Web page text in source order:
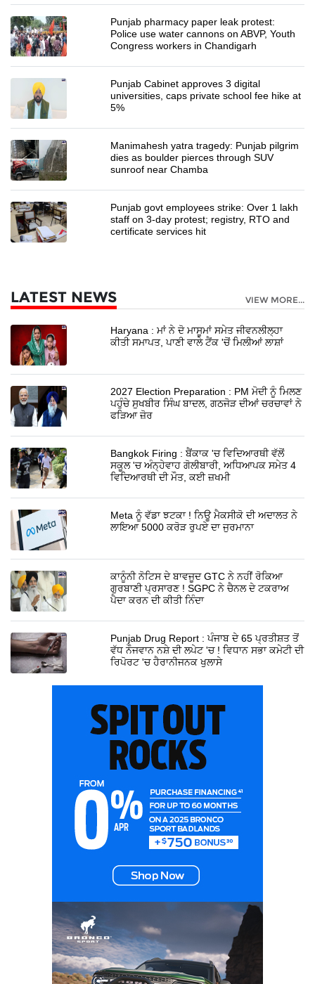
Punjab pharmacy paper leak protest:
Police use water cannons on ABVP, Youth
Congress workers in Chandigarh
Punjab Cabinet approves 3 digital
universities, caps private school fee hike at
5%
Manimahesh yatra tragedy: Punjab pilgrim
dies as boulder pierces through SUV
sunroof near Chamba
Punjab govt employees strike: Over 1 lakh
staff on 3-day protest; registry, RTO and
certificate services hit
LATEST NEWS VIEW MORE...
Haryana : ਮਾਂ ਨੇ ਦੋ ਮਾਸੂਮਾਂ ਸਮੇਤ ਜੀਵਨਲੀਲ੍ਹਾ
ਕੀਤੀ ਸਮਾਪਤ, ਪਾਣੀ ਵਾਲੇ ਟੈਂਕ 'ਚੋਂ ਮਿਲੀਆਂ ਲਾਸ਼ਾਂ
2027 Election Preparation : PM ਮੋਦੀ ਨੂੰ ਮਿਲਣ
ਪਹੁੰਚੇ ਸੁਖਬੀਰ ਸਿੰਘ ਬਾਦਲ, ਗਠਜੋੜ ਦੀਆਂ ਚਰਚਾਵਾਂ ਨੇ
ਫੜਿਆ ਜ਼ੋਰ
Bangkok Firing : ਬੈਂਕਾਕ 'ਚ ਵਿਦਿਆਰਥੀ ਵੱਲੋਂ
ਸਕੂਲ 'ਚ ਅੰਨ੍ਹੇਵਾਹ ਗੋਲੀਬਾਰੀ, ਅਧਿਆਪਕ ਸਮੇਤ 4
ਵਿਦਿਆਰਥੀ ਦੀ ਮੌਤ, ਕਈ ਜ਼ਖਮੀ
Meta ਨੂੰ ਵੱਡਾ ਝਟਕਾ ! ਨਿਊ ਮੈਕਸੀਕੋ ਦੀ ਅਦਾਲਤ ਨੇ
ਲਾਇਆ 5000 ਕਰੋੜ ਰੁਪਏ ਦਾ ਜੁਰਮਾਨਾ
ਕਾਨੂੰਨੀ ਨੋਟਿਸ ਦੇ ਬਾਵਜੂਦ GTC ਨੇ ਨਹੀਂ ਰੋਕਿਆ
ਗੁਰਬਾਣੀ ਪ੍ਰਸਾਰਣ ! SGPC ਨੇ ਚੈਨਲ ਦੇ ਟਕਰਾਅ
ਪੈਦਾ ਕਰਨ ਦੀ ਕੀਤੀ ਨਿੰਦਾ
Punjab Drug Report : ਪੰਜਾਬ ਦੇ 65 ਪ੍ਰਤੀਸ਼ਤ ਤੋਂ
ਵੱਧ ਨੌਜਵਾਨ ਨਸ਼ੇ ਦੀ ਲਪੇਟ 'ਚ ! ਵਿਧਾਨ ਸਭਾ ਕਮੇਟੀ ਦੀ
ਰਿਪੋਰਟ 'ਚ ਹੈਰਾਨੀਜਨਕ ਖੁਲਾਸੇ